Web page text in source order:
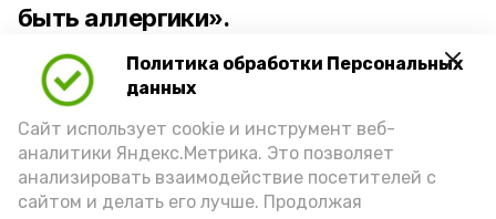
Политика обработки Персональных
данных
Сайт использует cookie и инструмент веб-
аналитики Яндекс.Метрика. Это позволяет
анализировать взаимодействие посетителей с
сайтом и делать его лучше. Продолжая
быть аллергики».
Для взрослого человека безопасной
порцией икры считается 30-50 граммов
(2-3 ложки). При этом следует обратить
внимание на хлеб, с которым она
подаётся: лучше выбирать